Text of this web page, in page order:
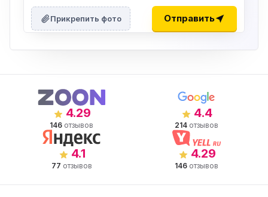
Прикрепить фото Отправить
4.29
146 отзывов
4.4
214 отзывов
4.1
77 отзывов
4.29
146 отзывов